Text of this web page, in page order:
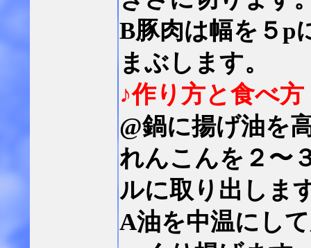
B豚肉は幅を５p
まぶします。
♪作り方と食べ方
@鍋に揚げ油を
れんこんを２〜
ルに取り出しま
A油を中温にし